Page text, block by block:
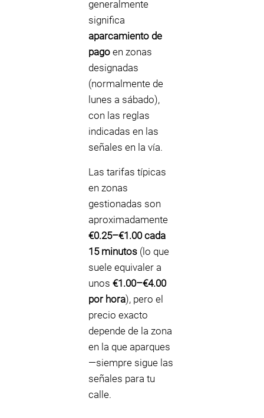
generalmente
significa
aparcamiento de
pago en zonas
designadas
(normalmente de
lunes a sábado),
con las reglas
indicadas en las
señales en la vía.
Las tarifas típicas
en zonas
gestionadas son
aproximadamente
€0.25–€1.00 cada
15 minutos (lo que
suele equivaler a
unos €1.00–€4.00
por hora), pero el
precio exacto
depende de la zona
en la que aparques
—siempre sigue las
señales para tu
calle.